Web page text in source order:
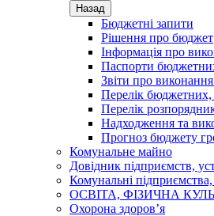
Назад
Бюджетні запити
Рішення про бюджет
Інформація про
Паспорти
Звіти про
Перелік бюджетних,
Перелік
Надходження та
Прогноз бюджету
Комунальне майно
Довідник підприємств,
Комунальні підприємства,
ОСВІТА, ФІЗИЧНА
Охорона здоров’я